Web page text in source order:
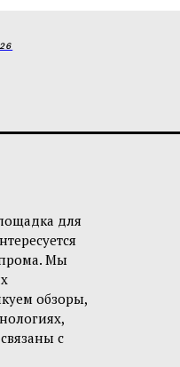
для
Мы
обзоры,
с